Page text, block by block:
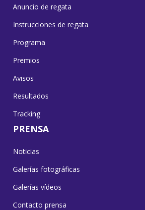
Anuncio de regata
Instrucciones de regata
Programa
Premios
Avisos
Resultados
Tracking
PRENSA
Noticias
Galerías fotográficas
Galerías vídeos
Contacto prensa